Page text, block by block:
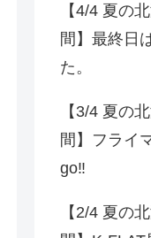
【4/4 夏の
間】最終日
た。
【3/4 夏の
間】フライ
go‼️
【2/4 夏の